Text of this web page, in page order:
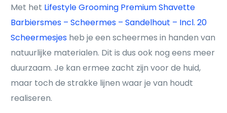
Met het Lifestyle Grooming Premium Shavette
Barbiersmes – Scheermes – Sandelhout – Incl. 20
Scheermesjes heb je een scheermes in handen van
natuurlijke materialen. Dit is dus ook nog eens meer
duurzaam. Je kan ermee zacht zijn voor de huid,
maar toch de strakke lijnen waar je van houdt
realiseren.